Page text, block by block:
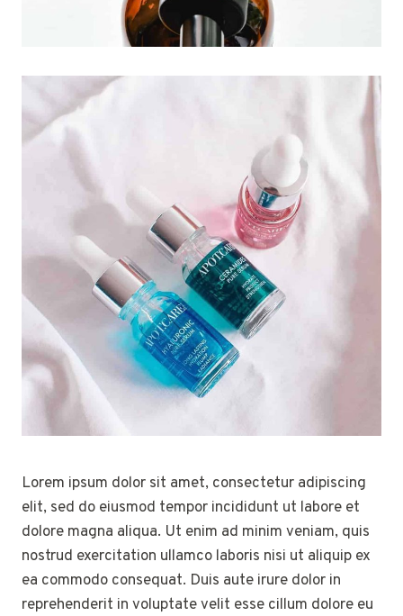
Lorem ipsum dolor sit amet, consectetur adipiscing
elit, sed do eiusmod tempor incididunt ut labore et
dolore magna aliqua. Ut enim ad minim veniam, quis
nostrud exercitation ullamco laboris nisi ut aliquip ex
ea commodo consequat. Duis aute irure dolor in
reprehenderit in voluptate velit esse cillum dolore eu